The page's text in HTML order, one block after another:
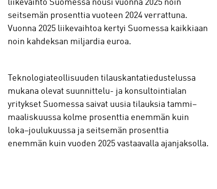
liikevaihto Suomessa nousi vuonna 2025 noin
seitsemän prosenttia vuoteen 2024 verrattuna.
Vuonna 2025 liikevaihtoa kertyi Suomessa kaikkiaan
noin kahdeksan miljardia euroa.
Teknologiateollisuuden tilauskantatiedustelussa
mukana olevat suunnittelu- ja konsultointialan
yritykset Suomessa saivat uusia tilauksia tammi–
maaliskuussa kolme prosenttia enemmän kuin
loka–joulukuussa ja seitsemän prosenttia
enemmän kuin vuoden 2025 vastaavalla ajanjaksolla.